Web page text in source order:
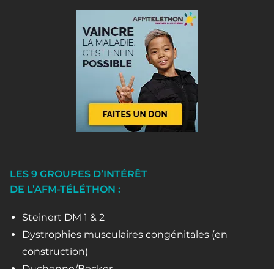
LES 9 GROUPES D’INTÉRÊT
DE L’AFM-TÉLÉTHON :
Steinert DM 1 & 2
Dystrophies musculaires congénitales (en
construction)